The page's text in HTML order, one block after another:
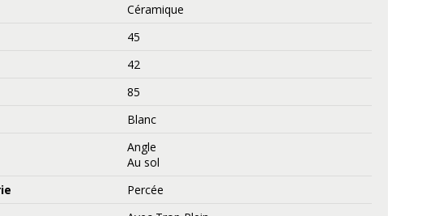
Céramique
45
42
85
Blanc
Angle
Au sol
Percée